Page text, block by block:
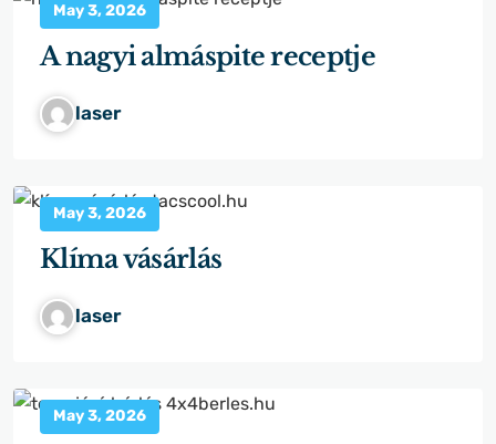
May 3, 2026
A nagyi almáspite receptje
laser
May 3, 2026
Klíma vásárlás
laser
May 3, 2026